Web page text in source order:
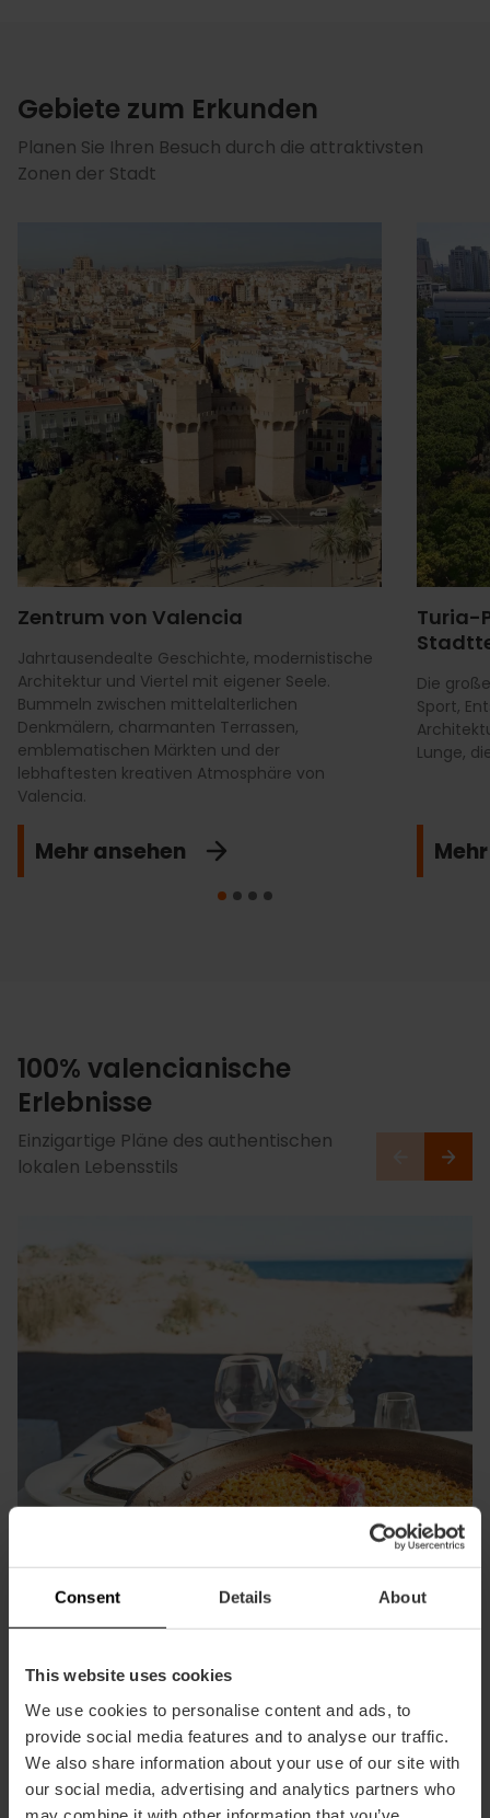
Consent Details About
This website uses cookies
We use cookies to personalise content and ads, to
provide social media features and to analyse our traffic.
We also share information about your use of our site with
our social media, advertising and analytics partners who
Gebiete zum Erkunden
Planen Sie Ihren Besuch durch die attraktivsten
Zonen der Stadt
Zentrum von Valencia
Jahrtausendealte Geschichte, modernistische
Architektur und Viertel mit eigener Seele.
Bummeln zwischen mittelalterlichen
Denkmälern, charmanten Terrassen,
emblematischen Märkten und der
lebhaftesten kreativen Atmosphäre von
Valencia.
Mehr ansehen
Turia-
Die
Sport,
Lunge,
100% valencianische
Erlebnisse
Einzigartige Pläne des authentischen
lokalen Lebensstils
Genießen Sie eine Paella am Mittelmeer
Da die Paella hier erfunden wurde, können Sie Valencia